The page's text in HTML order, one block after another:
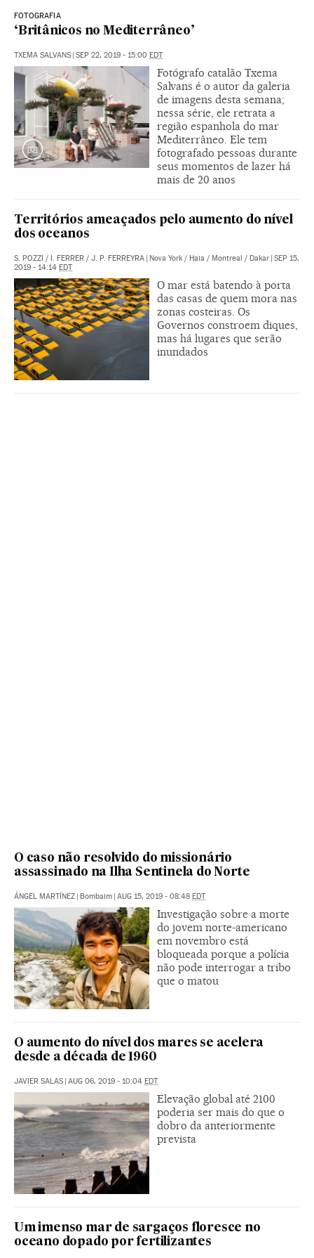
FOTOGRAFIA
‘Britânicos no Mediterrâneo’
TXEMA SALVANS | SEP 22, 2019 - 15:00 EDT
Fotógrafo catalão Txema
Salvans é o autor da galeria
de imagens desta semana;
nessa série, ele retrata a
região espanhola do mar
Mediterrâneo. Ele tem
fotografado pessoas durante
seus momentos de lazer há
mais de 20 anos
Territórios ameaçados pelo aumento do nível
dos oceanos
S. POZZI / I. FERRER / J. P. FERREYRA | Nova York / Haia / Montreal / Dakar | SEP 15,
2019 - 14:14 EDT
O mar está batendo à porta
das casas de quem mora nas
zonas costeiras. Os
Governos constroem diques,
mas há lugares que serão
inundados
O caso não resolvido do missionário
assassinado na Ilha Sentinela do Norte
ÁNGEL MARTÍNEZ | Bombaim | AUG 15, 2019 - 08:48 EDT
Investigação sobre a morte
do jovem norte-americano
em novembro está
bloqueada porque a polícia
não pode interrogar a tribo
que o matou
O aumento do nível dos mares se acelera
desde a década de 1960
JAVIER SALAS | AUG 06, 2019 - 10:04 EDT
Elevação global até 2100
poderia ser mais do que o
dobro da anteriormente
prevista
Um imenso mar de sargaços floresce no
oceano dopado por fertilizantes